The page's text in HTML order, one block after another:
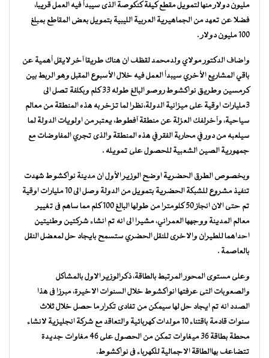
مليون دولار منها لتمويل مقطع كيفة كنكوصة الذى سيبدأ فيه العمل قريبا،
فضلا عن تعهد من الجماهيرية العربية الليبية بتمويل بعض المقاطع بمبلغ
100 مليون دولار .
واضاف الدكتور مولاي ولدمحمد لقظف ان هناك طريقا آخر لايقل أهمية عن
باقي المشاريع الأخري سيبدأ العمل فيه خلال الأسبوع المقبل وهو الربط بين
كرمسين وطريق نواكشوط روصو البالغ طوله 33 كلم وبكلفة تصل الى
3مليارات اوقية على ميزانية الدولة،نظرا لما تزخر به هذه المنطقة من معالم
سياحية، وآخرلفك العزلة عن منطقة آفطوط، يعتبر من اولويات الدولة لما
سيلعبه من دور في محاربة الفقر في هذه المنطقة والذى تجري المفاوضات مع
جمهورية الصين الشعبية للحصول على تمويله .
وبخصوص الطرق الحضرية اوضح الوزير الأول ان مدينة نواكشوط شهدت
تنفيذ مشروع للشبكة الحضرية بتمويل من الدولة وصل الى 10 مليارات اوقية
تم حتى الان انجاز 50 كلومترا من طولها البالغ 100 كلم مما ساهم فى تغيير
معالم المدينة ووجهها العمراني، مشيرا الى انه تم انشاء شركتين وطنيتين
احداهما للطيران والاخرى للنقل الحضري ستسمح بايجاد حل لمعضل النقل
بالعاصمة .
وعلى مستوى المحور المرتبط بالطاقة، ذكرالوزير الاول بالمشاكل
والصعوبات التى عرفتها انواكشوط خلال السنوات الاخيرة، مبرزا فى هذا
الصدد انه تم ايجاد حل لها سيمكن من تفادى تكرار ما حصل خلال ثلاث
سنوات قادمة باقتناء 10 مولدات كهربائية والتعاقد مع شركة انجليزية لانشاء
محطة بطاقة 36 ميغاوات تمكن من الحصول على 46 مغاوات جديدة
تتضاعف بهاالطاقة الاجمالية للكهرباء فى نواكشوط.